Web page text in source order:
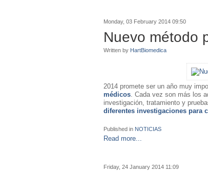
Monday, 03 February 2014 09:50
Nuevo método
Written by HartBiomedica
2014 promete ser un año muy
médicos. Cada vez son más los
investigación, tratamiento y
diferentes investigaciones para
Published in NOTICIAS
Read more...
Friday, 24 January 2014 11:09